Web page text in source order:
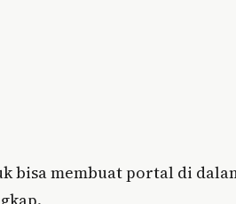
bisa membuat portal di